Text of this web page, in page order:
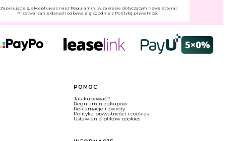
Zapisując się, akceptujesz nasz Regulamin (w zakresie dotyczącym Newslettera).
Przetwarzanie danych odbywa się zgodnie z Polityką prywatności.
POMOC
Jak kupować?
Regulamin zakupów
Reklamacje i zwroty
Polityka prywatności i cookies
Ustawienia plików cookies